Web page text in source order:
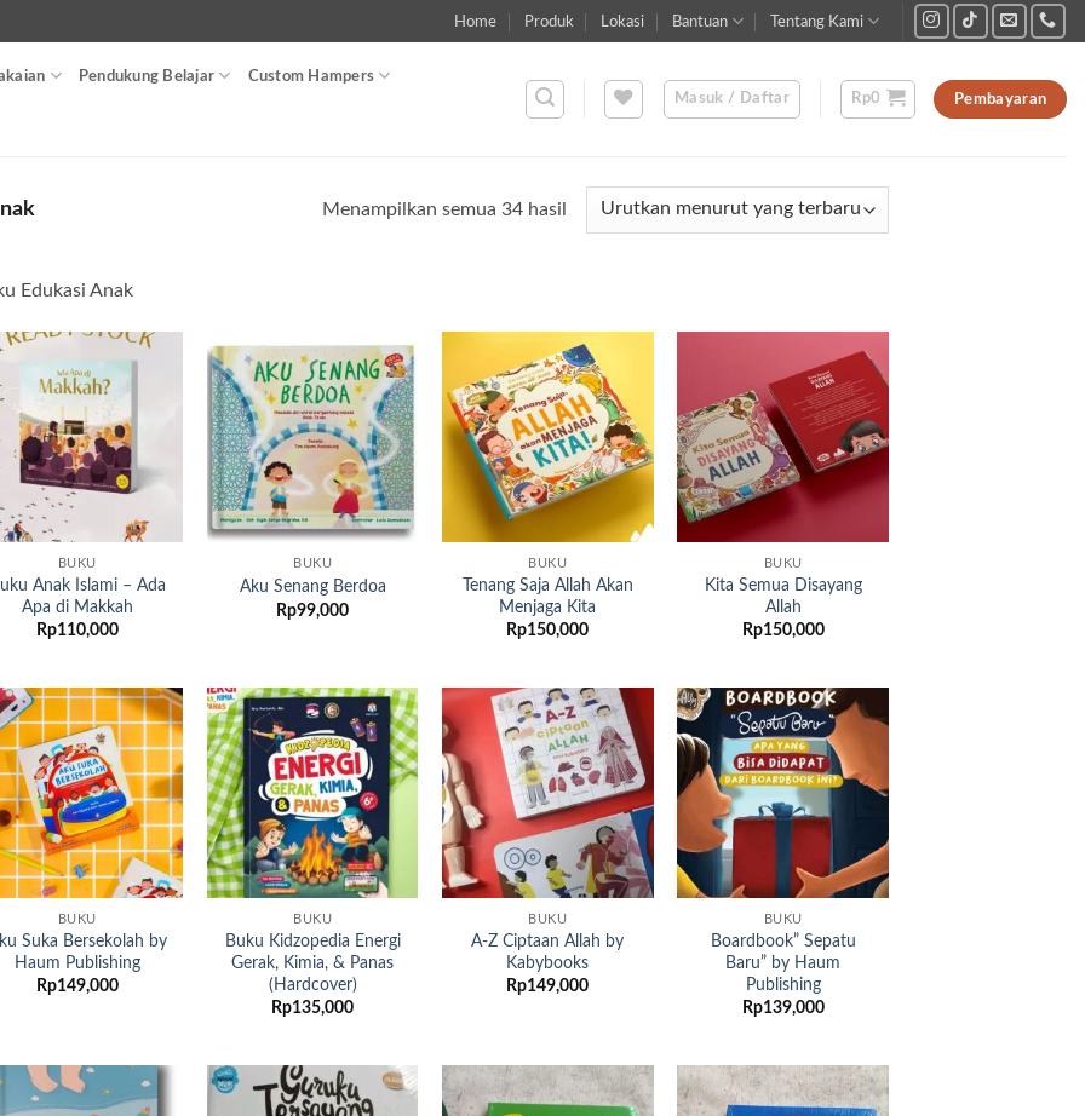
Home Produk Lokasi Bantuan Tentang Kami
Pendukung Belajar
Custom Hampers
Masuk / Daftar
Rp0 Pembayaran
Menampilkan semua 34 hasilDiurutkan
menurut
Edukasi Anak
wishlist
BUKU
Anak Islami – Ada
Apa di Makkah
Rp110,000
Add to
wishlist
BUKU
Aku Senang Berdoa
Rp99,000
Add to
wishlist
BUKU
Tenang Saja Allah Akan
Menjaga Kita
Rp150,000
Add to
wishlist
BUKU
Kita Semua Disayang
Allah
Rp150,000
Add to
wishlist
BUKU
Suka Bersekolah by
Haum Publishing
Rp149,000
Add to
wishlist
BUKU
Buku Kidzopedia Energi
Gerak, Kimia, & Panas
(Hardcover)
Rp135,000
Add to
wishlist
BUKU
A-Z Ciptaan Allah by
Kabybooks
Rp149,000
Add to
wishlist
BUKU
Boardbook” Sepatu
Baru” by Haum
Publishing
Rp139,000